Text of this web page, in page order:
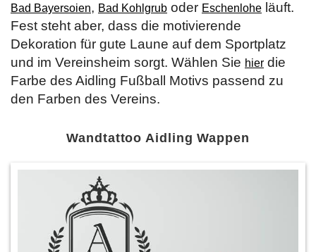
Bad Bayersoien, Bad Kohlgrub oder Eschenlohe läuft.
Fest steht aber, dass die motivierende
Dekoration für gute Laune auf dem Sportplatz
und im Vereinsheim sorgt. Wählen Sie hier die
Farbe des Aidling Fußball Motivs passend zu
den Farben des Vereins.
Wandtattoo Aidling Wappen